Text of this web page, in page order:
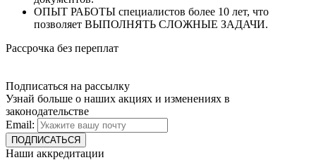
ОПЫТ РАБОТЫ специалистов более 10 лет, что
позволяет ВЫПОЛНЯТЬ СЛОЖНЫЕ ЗАДАЧИ.
Рассрочка без переплат
Подписаться на рассылку
Узнай больше о наших акциях и изменениях в
законодательстве
Email:
Наши аккредитации